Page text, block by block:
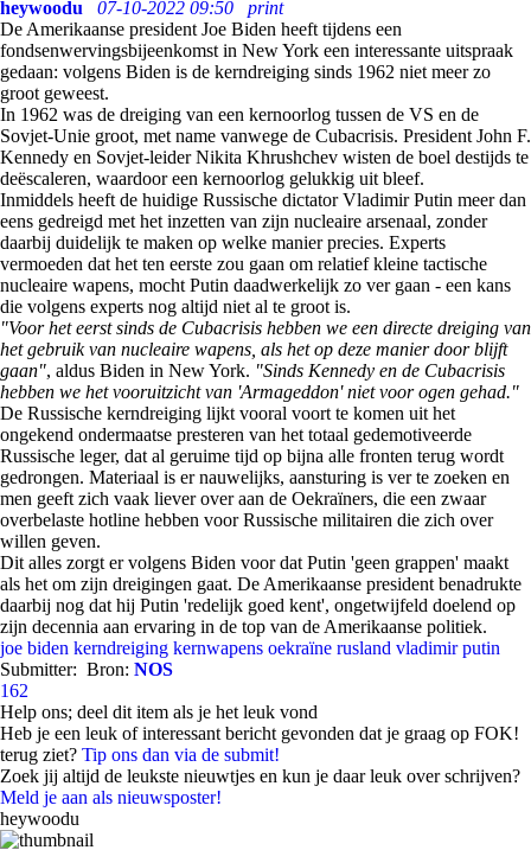
heywoodu
07-10-2022 09:50
print
De Amerikaanse president Joe Biden heeft tijdens een
fondsenwervingsbijeenkomst in New York een interessante uitspraak
gedaan: volgens Biden is de kerndreiging sinds 1962 niet meer zo
groot geweest.
In 1962 was de dreiging van een kernoorlog tussen de VS en de
Sovjet-Unie groot, met name vanwege de Cubacrisis. President John F.
Kennedy en Sovjet-leider Nikita Khrushchev wisten de boel destijds te
deëscaleren, waardoor een kernoorlog gelukkig uit bleef.
Inmiddels heeft de huidige Russische dictator Vladimir Putin meer dan
eens gedreigd met het inzetten van zijn nucleaire arsenaal, zonder
daarbij duidelijk te maken op welke manier precies. Experts
vermoeden dat het ten eerste zou gaan om relatief kleine tactische
nucleaire wapens, mocht Putin daadwerkelijk zo ver gaan - een kans
die volgens experts nog altijd niet al te groot is.
"Voor het eerst sinds de Cubacrisis hebben we een directe dreiging van
het gebruik van nucleaire wapens, als het op deze manier door blijft
gaan", aldus Biden in New York. "Sinds Kennedy en de Cubacrisis
hebben we het vooruitzicht van 'Armageddon' niet voor ogen gehad."
De Russische kerndreiging lijkt vooral voort te komen uit het
ongekend ondermaatse presteren van het totaal gedemotiveerde
Russische leger, dat al geruime tijd op bijna alle fronten terug wordt
gedrongen. Materiaal is er nauwelijks, aansturing is ver te zoeken en
men geeft zich vaak liever over aan de Oekraïners, die een zwaar
overbelaste hotline hebben voor Russische militairen die zich over
willen geven.
Dit alles zorgt er volgens Biden voor dat Putin 'geen grappen' maakt
als het om zijn dreigingen gaat. De Amerikaanse president benadrukte
daarbij nog dat hij Putin 'redelijk goed kent', ongetwijfeld doelend op
zijn decennia aan ervaring in de top van de Amerikaanse politiek.
joe biden kerndreiging kernwapens oekraïne rusland vladimir putin
Submitter: Bron: NOS
162
Help ons; deel dit item als je het leuk vond
Heb je een leuk of interessant bericht gevonden dat je graag op FOK!
terug ziet? Tip ons dan via de submit!
Zoek jij altijd de leukste nieuwtjes en kun je daar leuk over schrijven?
Meld je aan als nieuwsposter!
heywoodu